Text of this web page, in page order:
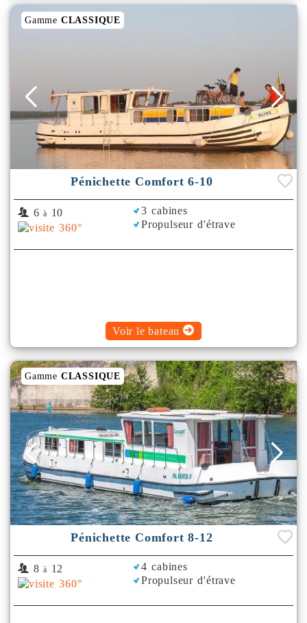
Gamme CLASSIQUE
Pénichette Comfort 6-10
6 à 10
3 cabines
Propulseur d'étrave
Voir le bateau
Gamme CLASSIQUE
Pénichette Comfort 8-12
8 à 12
4 cabines
Propulseur d'étrave